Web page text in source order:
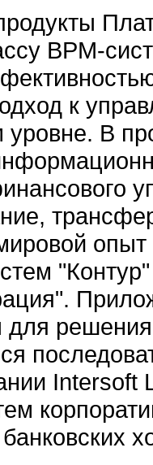
BPM-
к
уровне. В
опыт
для
Intersoft